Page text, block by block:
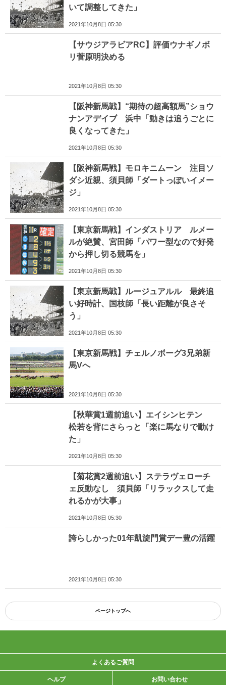
いて調整してきた」
2021年10月8日 05:30
【サウジアラビアRC】評価ウナギノボ
リ菅原明決める
2021年10月8日 05:30
【阪神新馬戦】“期待の超高額馬”ショウ
ナンアデイブ 浜中「動きは追うごとに
良くなってきた」
2021年10月8日 05:30
【阪神新馬戦】モロキニムーン 注目ソ
ダシ近親、須貝師「ダートっぽいイメー
ジ」
2021年10月8日 05:30
【東京新馬戦】インダストリア ルメー
ルが絶賛、宮田師「パワー型なので好発
から押し切る競馬を」
2021年10月8日 05:30
【東京新馬戦】ルージュアルル 最終追
い好時計、国枝師「長い距離が良さそ
う」
2021年10月8日 05:30
【東京新馬戦】チェルノボーグ3兄弟新
馬Vへ
2021年10月8日 05:30
【秋華賞1週前追い】エイシンヒテン
松若を背にさらっと「楽に馬なりで動け
た」
2021年10月8日 05:30
【菊花賞2週前追い】ステラヴェローチ
ェ反動なし 須貝師「リラックスして走
れるかが大事」
2021年10月8日 05:30
誇らしかった01年凱旋門賞デー豊の活躍
2021年10月8日 05:30
ページトップへ
よくあるご質問
ヘルプ お問い合わせ